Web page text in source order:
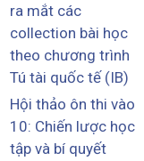
ra mắt các
collection bài học
theo chương trình
Tú tài quốc tế (IB)
Hội thảo ôn thi vào
10: Chiến lược học
tập và bí quyết